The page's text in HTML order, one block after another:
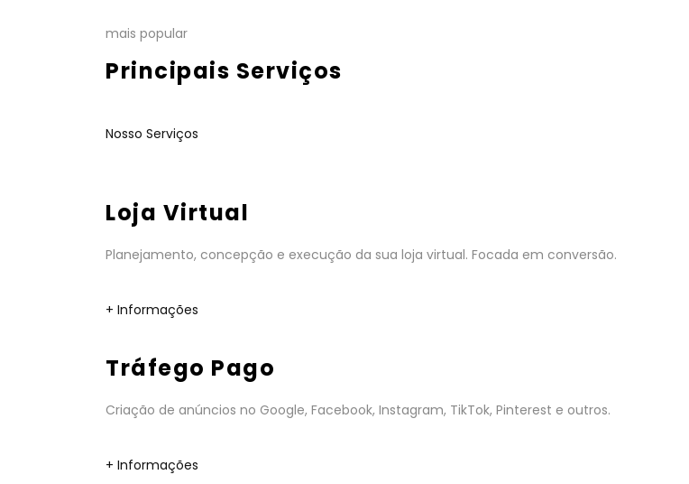
mais popular
Principais Serviços
Nosso Serviços
Loja Virtual
Planejamento, concepção e execução da sua loja virtual. Focada em conversão.
+ Informações
Tráfego Pago
Criação de anúncios no Google, Facebook, Instagram, TikTok, Pinterest e outros.
+ Informações